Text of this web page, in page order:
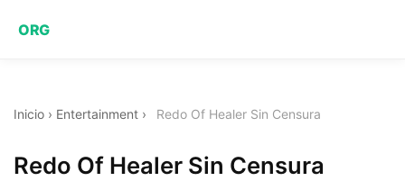
ORG
Inicio › Entertainment › Redo Of Healer Sin Censura
Redo Of Healer Sin Censura